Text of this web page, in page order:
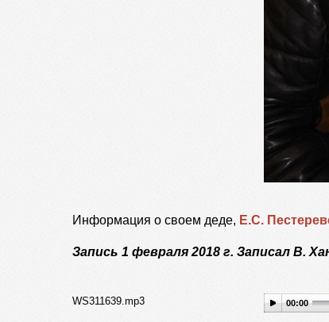
Информация о своем деде, Е.С.
Запись 1 февраля 2018 г. Записал В.
WS311639.mp3 00:00